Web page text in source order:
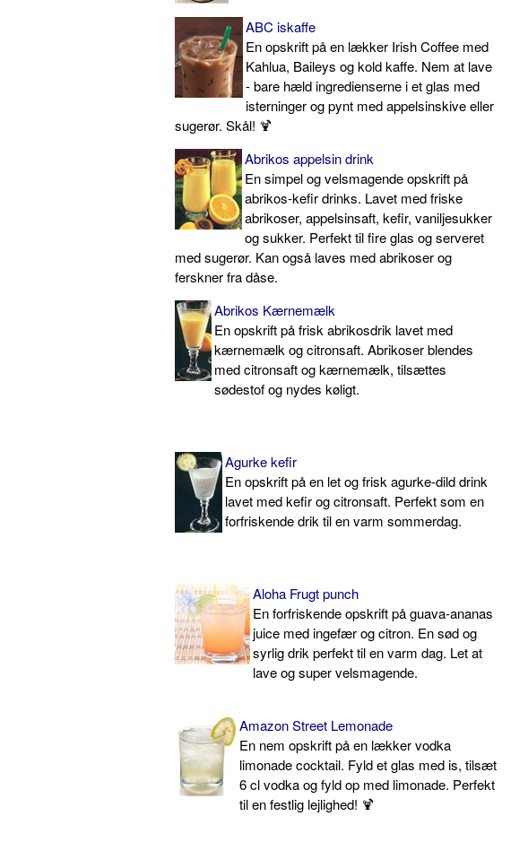
ABC iskaffe
En opskrift på en lækker Irish Coffee med
Kahlua, Baileys og kold kaffe. Nem at lave
- bare hæld ingredienserne i et glas med
isterninger og pynt med appelsinskive eller
sugerør. Skål! 🍹
Abrikos appelsin drink
En simpel og velsmagende opskrift på
abrikos-kefir drinks. Lavet med friske
abrikoser, appelsinsaft, kefir, vaniljesukker
og sukker. Perfekt til fire glas og serveret
med sugerør. Kan også laves med abrikoser og
ferskner fra dåse.
Abrikos Kærnemælk
En opskrift på frisk abrikosdrik lavet med
kærnemælk og citronsaft. Abrikoser blendes
med citronsaft og kærnemælk, tilsættes
sødestof og nydes køligt.
Agurke kefir
En opskrift på en let og frisk agurke-dild drink
lavet med kefir og citronsaft. Perfekt som en
forfriskende drik til en varm sommerdag.
Aloha Frugt punch
En forfriskende opskrift på guava-ananas
juice med ingefær og citron. En sød og
syrlig drik perfekt til en varm dag. Let at
lave og super velsmagende.
Amazon Street Lemonade
En nem opskrift på en lækker vodka
limonade cocktail. Fyld et glas med is, tilsæt
6 cl vodka og fyld op med limonade. Perfekt
til en festlig lejlighed! 🍹